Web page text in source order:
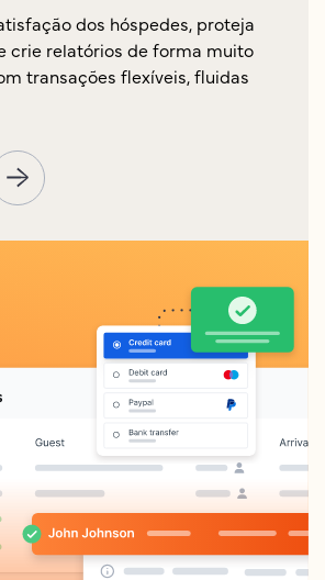
dos hóspedes, proteja
crie relatórios de forma muito
transações flexíveis, fluidas